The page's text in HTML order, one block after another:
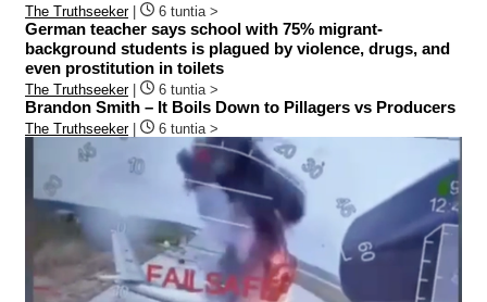
The Truthseeker| 6 tuntia >
German teacher says school with 75% migrant-
background students is plagued by violence, drugs, and
even prostitution in toilets
The Truthseeker| 6 tuntia >
Brandon Smith – It Boils Down to Pillagers vs Producers
The Truthseeker| 6 tuntia >